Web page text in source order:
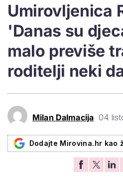
Umirovljenica
'Danas su
malo previše
roditelji neki
Milan Dalmacija 04.
Dodajte Mirovina.hr kao